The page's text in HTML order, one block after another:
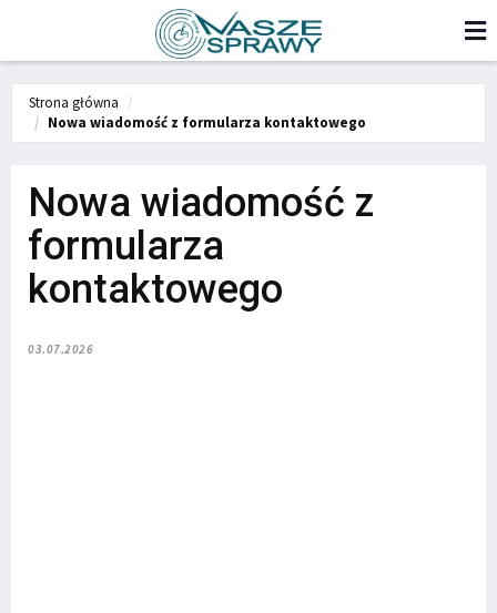
Strona główna
Nowa wiadomość z formularza kontaktowego
Nowa wiadomość z
formularza
kontaktowego
03.07.2026